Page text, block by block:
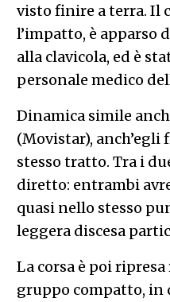
visto finire a terra. Il
l’impatto, è apparso
alla clavicola, ed è
personale medico
Dinamica simile
(Movistar),
stesso tratto. Tra i
diretto: entrambi
quasi nello stesso
leggera discesa
La corsa è poi
gruppo compatto, in